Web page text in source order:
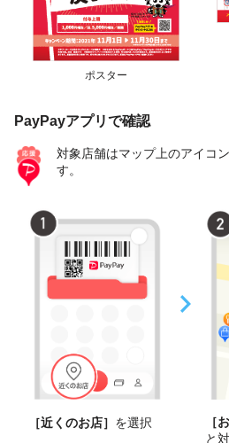
ポスター
PayPayアプリで確認
対象店舗はマップ上のアイコ
す。
［近くのお店］ を選択 ［
と